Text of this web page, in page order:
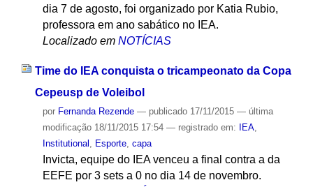
dia 7 de agosto, foi organizado por Katia Rubio,
professora em ano sabático no IEA.
Localizado em NOTÍCIAS
Time do IEA conquista o tricampeonato da Copa
Cepeusp de Voleibol
por Fernanda Rezende — publicado17/11/2015 — última
modificação18/11/2015 17:54 — registrado em: IEA,
Institutional
Esporte, capa
Invicta, equipe do IEA venceu a final contra a da
EEFE por 3 sets a 0 no dia 14 de novembro.